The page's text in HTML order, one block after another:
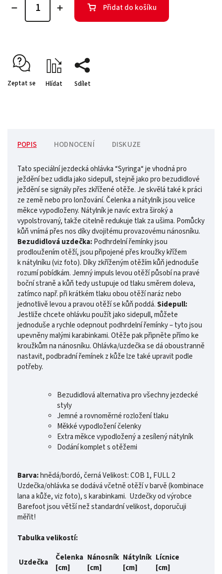
Přidat do košíku
Zeptat se Hlídat Sdílet
POPIS HODNOCENÍ DISKUZE
Tato speciální jezdecká ohlávka “Syringa“ je vhodná pro
ježdění bez udidla jako sidepull, stejně jako pro bezudidlové
ježdění se signály přes zkřížené otěže. Je skvělá také k práci
ze země nebo pro lonžování. Čelenka a nátylník jsou velice
měkce vypodloženy. Nátylník je navíc extra široký a
vypolstrovaný, takže citelně redukuje tlak za ušima. Pomůcky
kůň vnímá přes nos díky dvojitému provazovému nánosníku.
Bezudidlová uzdečka:Podhrdelní řemínky jsou
prodloužením otěží, jsou připojené přes kroužky křížem
k nátylníku (viz foto). Díky zkříženým otěžím kůň jednoduše
rozumí pobídkám. Jemný impuls levou otěží působí na pravé
boční straně a kůň tedy ustupuje od tlaku směrem doleva,
zatímco např. při krátkém tlaku obou otěží naráz nebo
jednotlivě levou a pravou otěží se kůň poddá.Sidepull:
Jestliže chcete ohlávku použít jako sidepull, můžete
jednoduše a rychle odepnout podhrdelní řemínky – tyto jsou
upevněny malými karabinkami. Otěže pak připněte přímo ke
kroužkům na nánosníku. Ohlávka/uzdečka se dá oboustranně
nastavit, podbradní řemínek z kůže lze také upravit podle
potřeby.
Bezudidlová alternativa pro všechny jezdecké
styly
Jemné a rovnoměrné rozložení tlaku
Měkké vypodložení čelenky
Extra měkce vypodložený a zesílený nátylník
Dodání komplet s otěžemi
Barva:hnědá/bordó, černá Velikost: COB 1, FULL 2
Uzdečka/ohlávka se dodává včetně otěží v barvě (kombinace
lana a kůže, viz foto), s karabinkami. Uzdečky od výrobce
Barefoot jsou větší než standardní velikost, doporučuji
měřit!
Tabulka velikostí:
Uzdečka
Čelenka
[cm]
Nánosník
[cm]
Nátylník
[cm]
Lícnice
[cm]